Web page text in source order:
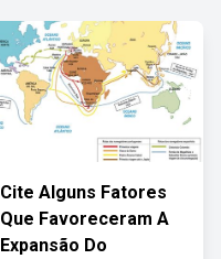
Cite Alguns Fatores
Que Favoreceram A
Expansão Do